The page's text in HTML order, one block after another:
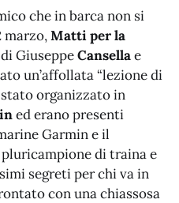
che in barca non si
marzo,Matti per la
GiuseppeCansellae
un’affollata “lezione di
stato organizzato in
ed erano presenti
Garmin e il
pluricampione di traina e
segreti per chi va in
con una chiassosa